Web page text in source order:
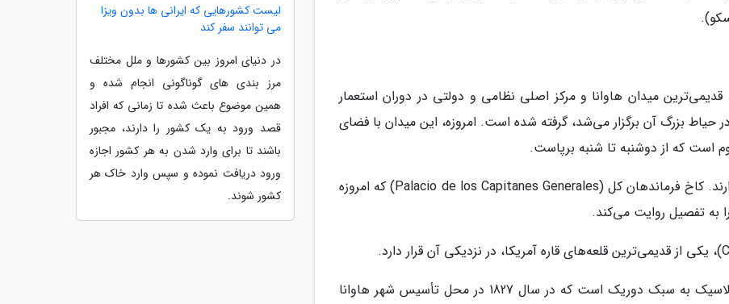
بنا نهاده شد، قدیمی‌ترین میدان هاوانا و مرکز اصلی نظامی و دولتی در دوران استعمار
حیاط بزرگ آن برگزار می‌شد، گرفته شده است. امروزه، این میدان با فضای
است که از دوشنبه تا شنبه برپاست.
در اطراف این میدان، بناهای تاریخی مهمی قرار دارند. کاخ فرماندهان کل (Palacio de los Capitanes Generales) که امروزه
به تفصیل روایت می‌کند.
ال تمپلته (El Templete)، یک معبد کوچک نئوکلاسیک به سبک دوریک است که در سال 1827 در محل تأسیس شهر هاوانا
لیست کشورهایی که ایرانی ها بدون ویزا
می توانند سفر کند
در دنیای امروز بین کشورها و ملل مختلف
مرز بندی های گوناگونی انجام شده و
همین موضوع باعث شده تا زمانی که افراد
قصد ورود به یک کشور را دارند، مجبور
باشند تا برای وارد شدن به هر کشور اجازه
ورود دریافت نموده و سپس وارد خاک هر
کشور شوند.